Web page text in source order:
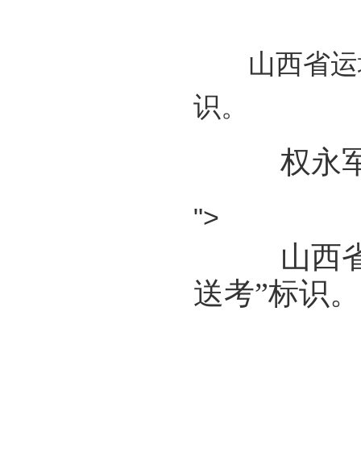
山西省运城
识。
权永军
">
山西省
送考”标识